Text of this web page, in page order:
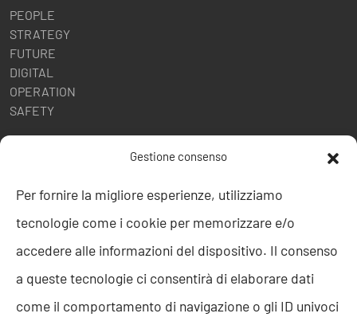
Gestione consenso
Per fornire la migliore esperienze, utilizziamo
tecnologie come i cookie per memorizzare e/o
accedere alle informazioni del dispositivo. Il consenso
a queste tecnologie ci consentirà di elaborare dati
come il comportamento di navigazione o gli ID univoci
PEOPLE
STRATEGY
FUTURE
DIGITAL
OPERATION
SAFETY
POLITICHE AZIENDALI
ISO 27001
Codice etico
Segnalazione Whistleblowing
Politica per la Parità di Genere